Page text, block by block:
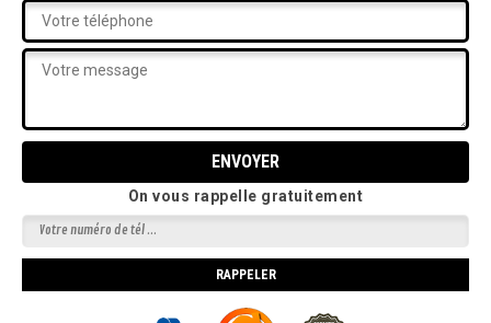
On vous rappelle gratuitement